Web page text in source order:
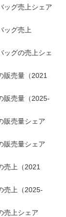
ッグ売上シェア
ッグ売上
ッグの売上シェ
販売量（2021
販売量（2025-
販売量シェア
販売量シェア
売上（2021
売上（2025-
売上シェア